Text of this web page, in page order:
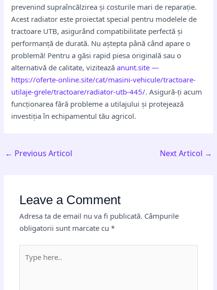
prevenind supraîncălzirea și costurile mari de reparație.
Acest radiator este proiectat special pentru modelele de
tractoare UTB, asigurând compatibilitate perfectă și
performanță de durată. Nu aștepta până când apare o
problemă! Pentru a găsi rapid piesa originală sau o
alternativă de calitate, viziteazăanunt.site —
https://oferte-online.site/cat/masini-vehicule/tractoare-
utilaje-grele/tractoare/radiator-utb-445/. Asigură-ți acum
funcționarea fără probleme a utilajului și protejează
investiția în echipamentul tău agricol.
← Previous Articol Next Articol →
Leave a Comment
Adresa ta de email nu va fi publicată. Câmpurile
obligatorii sunt marcate cu*
here..